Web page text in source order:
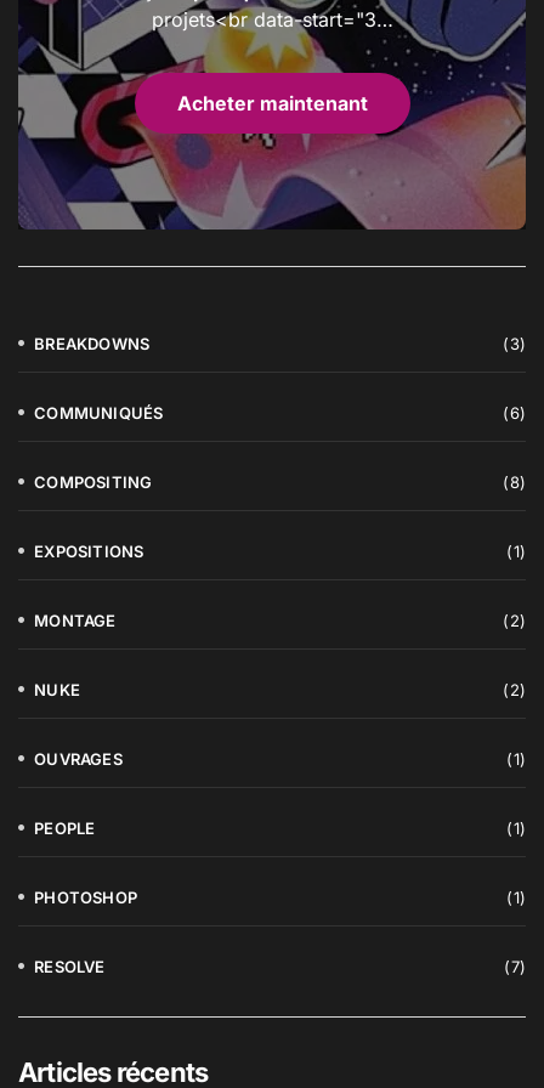
projets<br data-start="3…
Acheter maintenant
BREAKDOWNS (3)
COMMUNIQUÉS (6)
COMPOSITING (8)
EXPOSITIONS (1)
MONTAGE (2)
NUKE (2)
OUVRAGES (1)
PEOPLE (1)
PHOTOSHOP (1)
RESOLVE (7)
Articles récents